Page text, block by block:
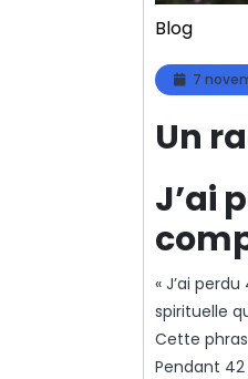
Blog
7
Un
J’ai
« J’ai
spirituelle
Cette
Pendant 42